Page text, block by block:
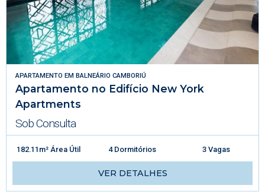
APARTAMENTO EM BALNEÁRIO CAMBORIÚ
Apartamento no Edifício New York
Apartments
Sob Consulta
182.11m² Área Útil 4 Dormitórios 3 Vagas
VER DETALHES